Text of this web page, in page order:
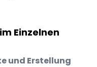
Einzelnen
und Erstellung